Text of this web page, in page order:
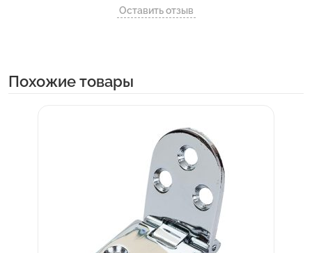
Оставить отзыв
Похожие товары